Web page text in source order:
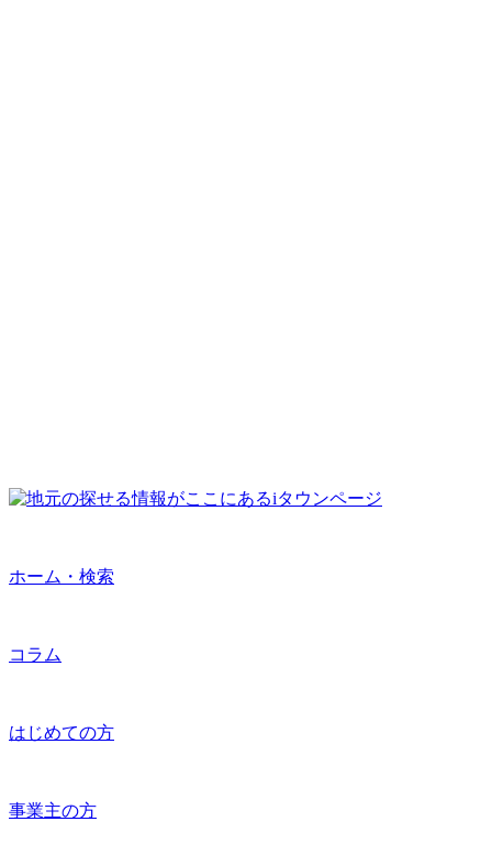
ホーム・検索
コラム
はじめての方
事業主の方